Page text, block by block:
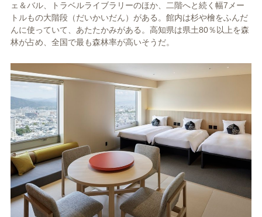
ェ＆バル、トラベルライブラリーのほか、二階へと続く幅7メー
トルもの大階段（だいかいだん）がある。館内は杉や檜をふんだ
んに使っていて、あたたかみがある。高知県は県土80％以上を森
林が占め、全国で最も森林率が高いそうだ。